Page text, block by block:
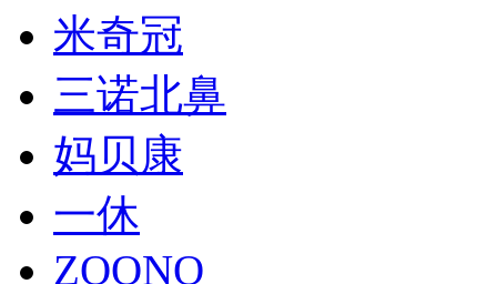
米奇冠
三诺北鼻
妈贝康
一休
ZOONO